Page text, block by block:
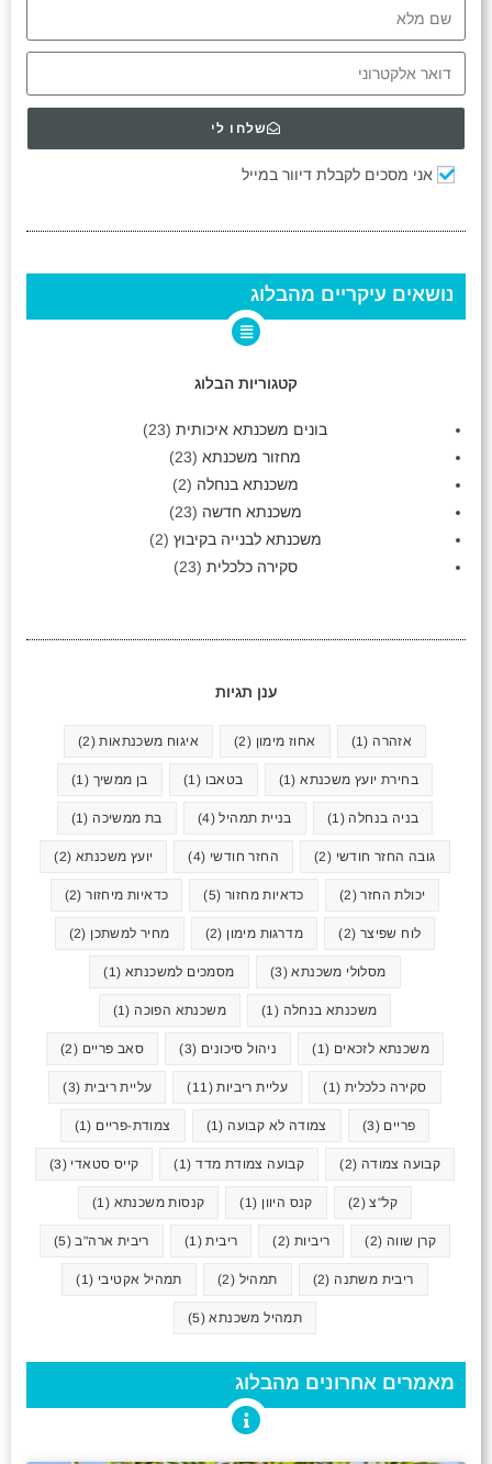
אני מסכים לקבלת דיוור במייל
שלחו לי
נושאים עיקריים מהבלוג
קטגוריות הבלוג
בונים משכנתא איכותית (23)
מחזור משכנתא (23)
משכנתא בנחלה (2)
משכנתא חדשה (23)
משכנתא לבנייה בקיבוץ (2)
סקירה כלכלית (23)
ענן תגיות
אזהרה (1) אחוז מימון (2) איגוח משכנתאות(2)
בחירת יועץ משכנתא(1) בטאבו (1) בן ממשיך (1)
בניה בנחלה (1) בניית תמהיל(4) בת ממשיכה (1)
גובה החזר חודשי (2) החזר חודשי (4) יועץ משכנתא (2)
יכולת החזר(2) כדאיות מחזור (5) כדאיות מיחזור(2)
לוח שפיצר (2) מדרגות מימון (2) מחיר למשתכן (2)
מסלולי משכנתא(3) מסמכים למשכנתא(1)
משכנתא בנחלה (1) משכנתא הפוכה (1)
משכנתא לזכאים (1) ניהול סיכונים (3) סאב פריים (2)
סקירה כלכלית (1) עליית ריביות(11) עליית ריבית (3)
פריים (3) צמודה לא קבועה (1) צמודת-פריים (1)
קבועה צמודה (2) קבועה צמודת מדד(1) קייס סטאדי (3)
קל"צ(2) קנס היוון (1) קנסות משכנתא (1)
קרן שווה (2) ריביות(2) ריבית(1) ריבית ארה"ב(5)
ריבית משתנה (2) תמהיל (2) תמהיל אקטיבי (1)
תמהיל משכנתא(5)
מאמרים אחרונים מהבלוג